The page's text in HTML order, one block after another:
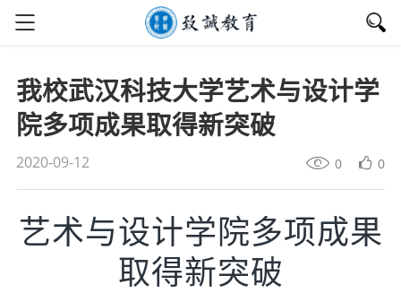
我校武汉科技大学艺术与设计学
院多项成果取得新突破
2020-09-12 0 0
艺术与设计学院多项成果
取得新突破